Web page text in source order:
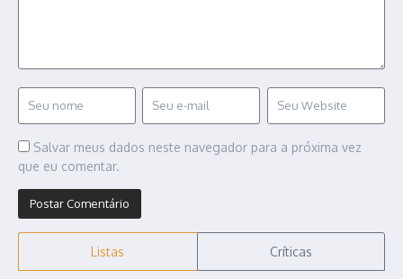
Salvar meus dados neste navegador para a próxima vez
que eu comentar.
Listas Críticas